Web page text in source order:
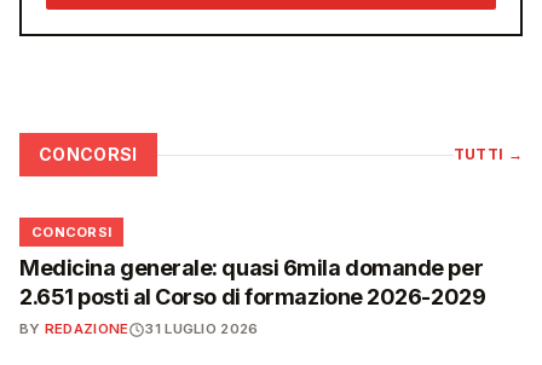
CONCORSI TUTTI →
📋
CONCORSI
Medicina generale: quasi 6mila domande per
2.651 posti al Corso di formazione 2026-2029
BY REDAZIONE 31 LUGLIO 2026